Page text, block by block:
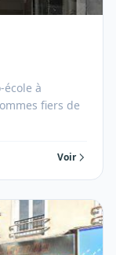
école à
fiers de
Voir